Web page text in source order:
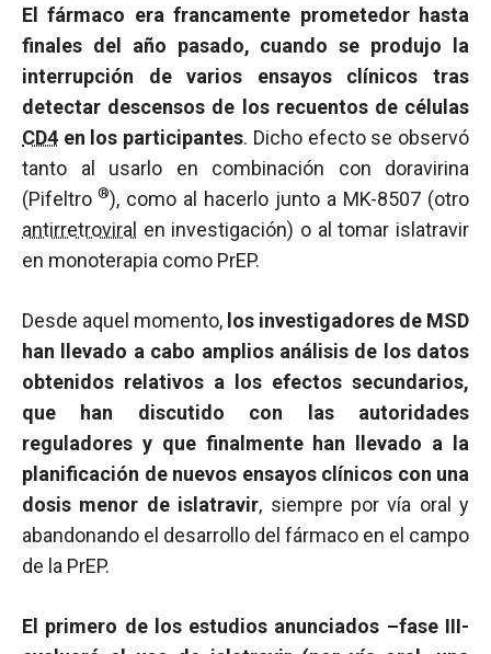
El fármaco era francamente prometedor hasta
finales del año pasado, cuando se produjo la
interrupción de varios ensayos clínicos tras
detectar descensos de los recuentos de células
CD4 en los participantes. Dicho efecto se observó
tanto al usarlo en combinación con doravirina
(Pifeltro ®), como al hacerlo junto a MK-8507 (otro
antirretroviral en investigación) o al tomar islatravir
en monoterapia como PrEP.
Desde aquel momento, los investigadores de MSD
han llevado a cabo amplios análisis de los datos
obtenidos relativos a los efectos secundarios,
que han discutido con las autoridades
reguladores y que finalmente han llevado a la
planificación de nuevos ensayos clínicos con una
dosis menor de islatravir, siempre por vía oral y
abandonando el desarrollo del fármaco en el campo
de la PrEP.
El primero de los estudios anunciados –fase III-